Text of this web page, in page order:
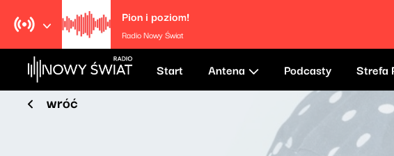
Pion i poziom!
Radio Nowy Świat
Start Antena Podcasty Strefa
wróć